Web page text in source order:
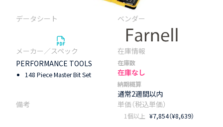
PERFORMANCE TOOLS
148 Piece Master Bit Set
在庫数
在庫なし
納期概算
通常2週間以内
1個以上 ¥7,854（¥8,639）